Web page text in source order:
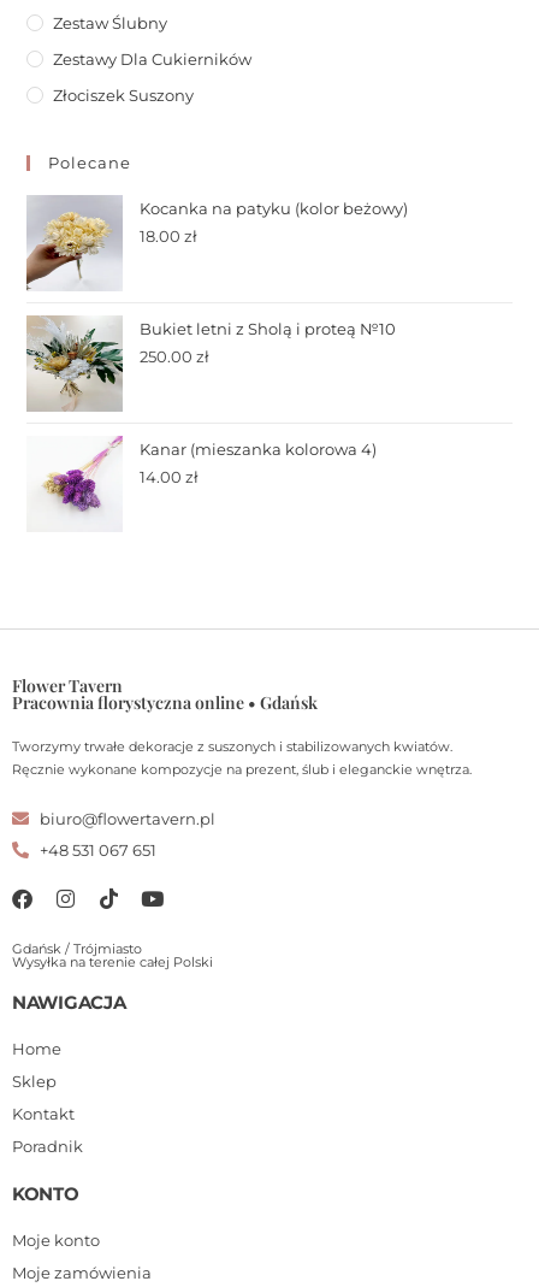
Zestaw Ślubny
Zestawy Dla Cukierników
Złociszek Suszony
Polecane
Kocanka na patyku (kolor beżowy)
18.00zł
Bukiet letni z Sholą i proteą №10
250.00zł
Kanar (mieszanka kolorowa 4)
14.00zł
Flower Tavern
Pracownia florystyczna online • Gdańsk
Tworzymy trwałe dekoracje z suszonych i stabilizowanych kwiatów.
Ręcznie wykonane kompozycje na prezent, ślub i eleganckie wnętrza.
biuro@flowertavern.pl
+48 531 067 651
Gdańsk / Trójmiasto
Wysyłka na terenie całej Polski
NAWIGACJA
Home
Sklep
Kontakt
Poradnik
KONTO
Moje konto
Moje zamówienia